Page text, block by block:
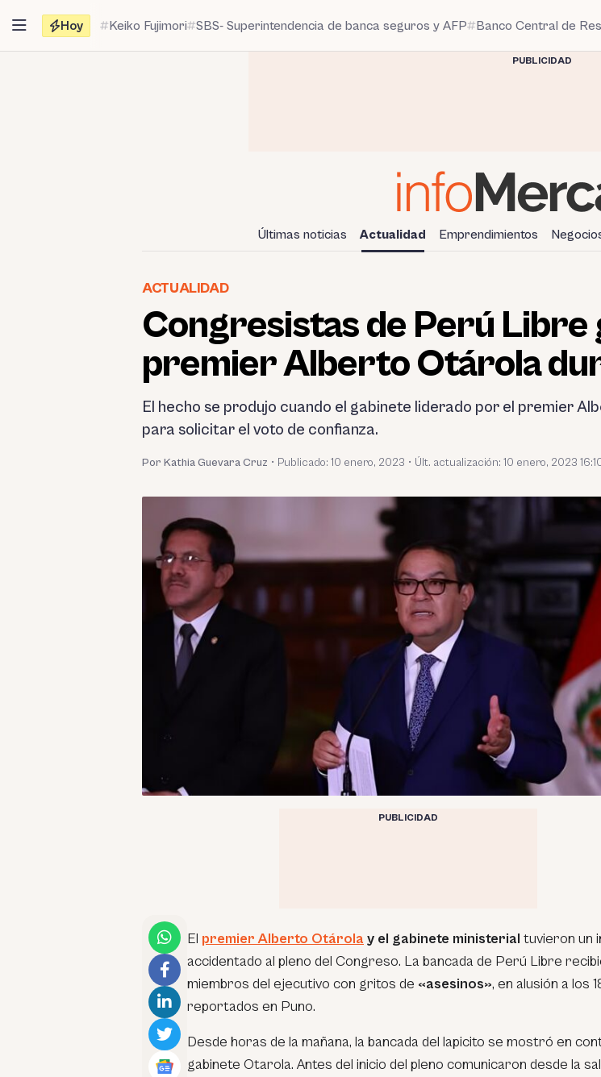
contenido
Hoy Keiko Fujimori SBS- Superintendencia de banca seguros y AFP Banco Central de
PUBLICIDAD
Últimas noticias Actualidad Emprendimientos
ACTUALIDAD
Congresistas de Perú Libre
premier Alberto Otárola
El hecho se produjo cuando el gabinete liderado por el premier
para solicitar el voto de confianza.
Por Kathia Guevara Cruz • Publicado: 10 enero, 2023 • Últ. actualización: 10 enero, 2023
PUBLICIDAD
El premier Alberto Otárola y el gabinete ministerial tuvieron un
accidentado al pleno del Congreso. La bancada de Perú Libre
miembros del ejecutivo con gritos de «asesinos», en alusión a los
reportados en Puno.
Desde horas de la mañana, la bancada del lapicito se mostró en
gabinete Otarola. Antes del inicio del pleno comunicaron desde la